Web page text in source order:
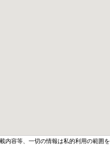
内容等、一切の情報は私的利用の範囲を